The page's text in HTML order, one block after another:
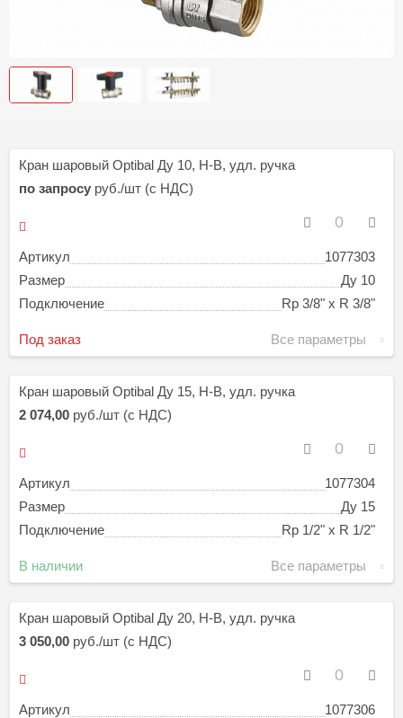
Кран шаровый Optibal Ду 10, Н-В, удл. ручка
Артикул
1077303
Размер
Ду 10
Подключение
Rp 3/8" х R 3/8"
по запросу руб./шт (с НДС)
Под заказ Все параметры
Кран шаровый Optibal Ду 15, Н-В, удл. ручка
Артикул
1077304
Размер
Ду 15
Подключение
Rp 1/2" х R 1/2"
2 074,00 руб./шт (с НДС)
В наличии Все параметры
Кран шаровый Optibal Ду 20, Н-В, удл. ручка
Артикул
1077306
3 050,00 руб./шт (с НДС)